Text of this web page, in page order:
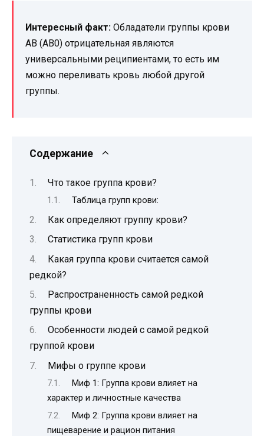
Интересный факт: Обладатели группы крови
AB (AB0) отрицательная являются
универсальными реципиентами, то есть им
можно переливать кровь любой другой
группы.
Содержание
Что такое группа крови?
Таблица групп крови:
Как определяют группу крови?
Статистика групп крови
Какая группа крови считается самой
редкой?
Распространенность самой редкой
группы крови
Особенности людей с самой редкой
группой крови
Мифы о группе крови
Миф 1: Группа крови влияет на
характер и личностные качества
Миф 2: Группа крови влияет на
пищеварение и рацион питания